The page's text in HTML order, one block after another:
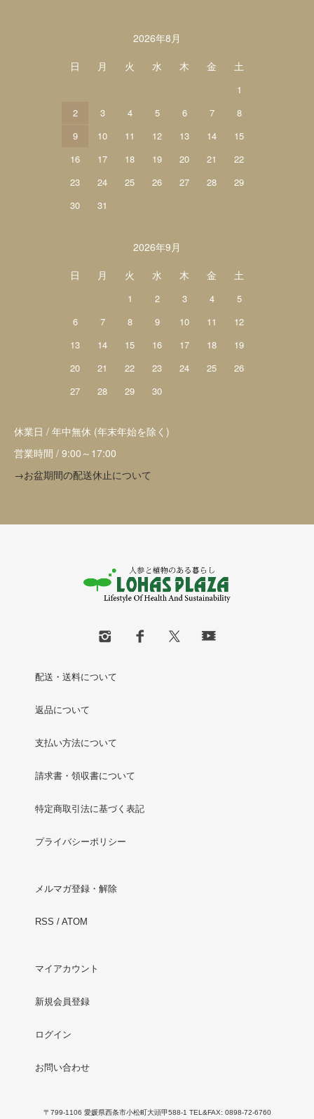
2026年8月
日
月 火 水 木 金 土
1
2
3 4 5 6 7
8
9
10 11 12 13 14
15
16
17 18 19 20 21
22
23
24 25 26 27 28
29
30
31
2026年9月
日
月 火 水 木 金 土
1 2 3 4
5
6
7 8 9 10 11
12
13
14 15 16 17 18
19
20
21 22 23 24 25
26
27
28 29 30
休業日 / 年中無休 (年末年始を除く)
営業時間 / 9:00～17:00
→お盆期間の配送休止について
配送・送料について
返品について
支払い方法について
請求書・領収書について
特定商取引法に基づく表記
プライバシーポリシー
メルマガ登録・解除
RSS / ATOM
マイアカウント
新規会員登録
ログイン
お問い合わせ
〒799-1106 愛媛県西条市小松町大頭甲588-1 TEL&FAX: 0898-72-6760